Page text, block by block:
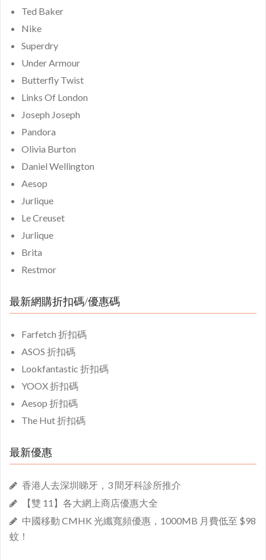
Ted Baker
Nike
Superdry
Under Armour
Butterfly Twist
Links Of London
Joseph Joseph
Pandora
Olivia Burton
Daniel Wellington
Aesop
Jurlique
Le Creuset
Jurlique
Brita
Restmor
最新網購折扣碼/優惠碼
Farfetch 折扣碼
ASOS 折扣碼
Lookfantastic 折扣碼
YOOX 折扣碼
Aesop 折扣碼
The Hut 折扣碼
最新優惠
香港人去深圳睇牙，3 間牙科診所推介
【雙 11】各大網上商店優惠大全
中國移動 CMHK 光纖寬頻優惠，1000MB 月費低至 $98
蚊！